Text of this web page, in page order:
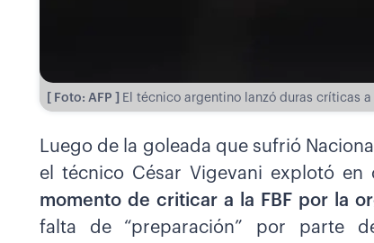
[ Foto: AFP ] El técnico argentino lanzó duras críticas
Luego de la goleada que sufrió
el técnico César Vigevani explotó
momento de criticar a la FBF por la
falta de “preparación” por parte